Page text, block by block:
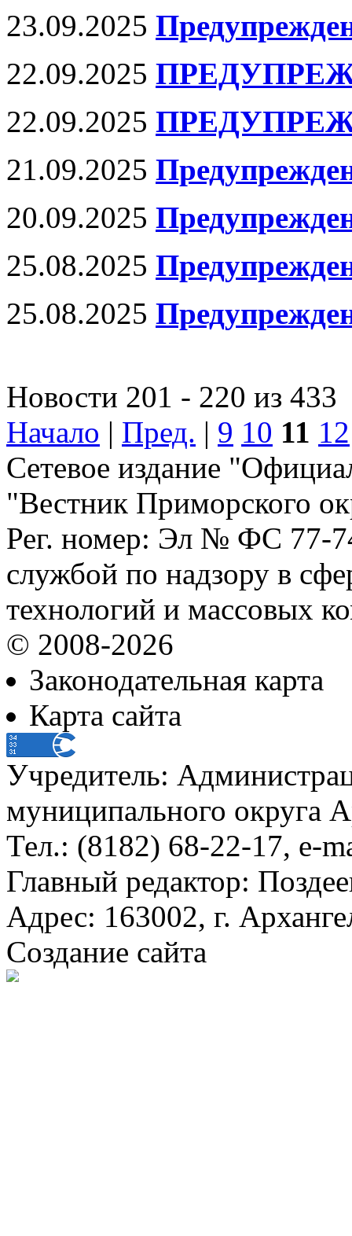
23.09.2025
22.09.2025
22.09.2025
21.09.2025
20.09.2025
25.08.2025
25.08.2025
Новости 201 - 220 из 433
Начало | Пред. | 9 10 11 12
Сетевое издание
"Вестник Приморского
Рег. номер: Эл № ФС 77-
службой по надзору в
технологий и массовых
© 2008-2026
Законодательная карта
Карта сайта
Учредитель:
муниципального округа
Тел.: (8182) 68-22-17, e-
Главный редактор:
Адрес: 163002, г.
Создание сайта